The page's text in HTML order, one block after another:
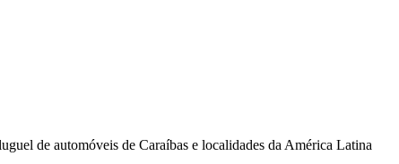
de automóveis de Caraíbas e localidades da América Latina